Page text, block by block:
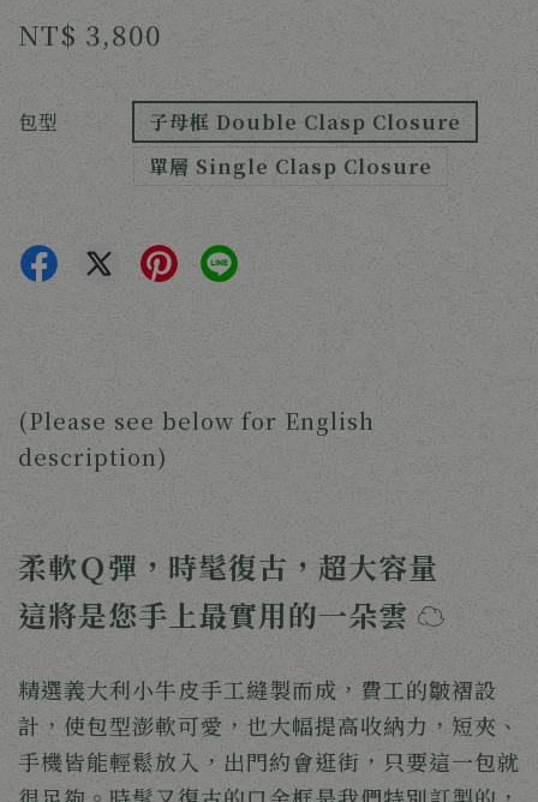
NT$ 3,800
包型
子母框 Double Clasp Closure
單層 Single Clasp Closure
(Please see below for English
description)
柔軟Ｑ彈，時髦復古，超大容量
這將是您手上最實用的一朵雲 ☁️
精選義大利小牛皮手工縫製而成，費工的皺褶設
計，使包型澎軟可愛，也大幅提高收納力，短夾、
手機皆能輕鬆放入，出門約會逛街，只要這一包就